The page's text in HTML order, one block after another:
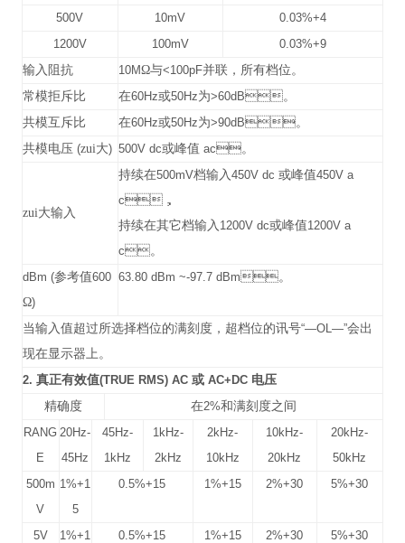
500V 10mV
0.03%+4
1200V
100mV
0.03%+9
输入阻抗
10MΩ与<100pF并联，所有档位。
常模拒斥比
在60Hz或50Hz为>60dB。
共模互斥比
在60Hz或50Hz为>90dB。
共模电压 (zui大) 500V dc或峰值 ac。
zui大输入
持续在500mV档输入450V dc 或峰值450V a
c，
持续在其它档输入 1200V dc或峰值1200V a
c。
dBm (参考值600
Ω)
63.80 dBm ~-97.7 dBm。
当输入值超过所选择档位的满刻度，超档位的讯号“—OL—”会出
现在显示器上。
2. 真正有效值(TRUE RMS) AC 或AC+DC 电压
精确度
在2%和满刻度之间
RANG
E
20Hz-
45Hz
45Hz-
1kHz
1kHz-
2kHz
2kHz-
10kHz
10kHz-
20kHz
20kHz-
50kHz
500m
V
1%+1
5
0.5%+15 1%+15 2%+30 5%+30
5V
1%+1
0.5%+15 1%+15 2%+30 5%+30